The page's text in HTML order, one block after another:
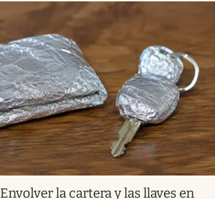
Envolver la cartera y las llaves en